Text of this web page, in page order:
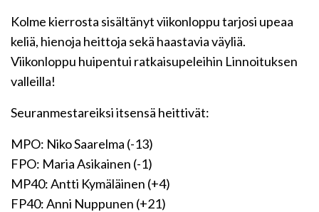
Kolme kierrosta sisältänyt viikonloppu tarjosi upeaa
keliä, hienoja heittoja sekä haastavia väyliä.
Viikonloppu huipentui ratkaisupeleihin Linnoituksen
valleilla!
Seuranmestareiksi itsensä heittivät:
MPO: Niko Saarelma (-13)
FPO: Maria Asikainen (-1)
MP40: Antti Kymäläinen (+4)
FP40: Anni Nuppunen (+21)